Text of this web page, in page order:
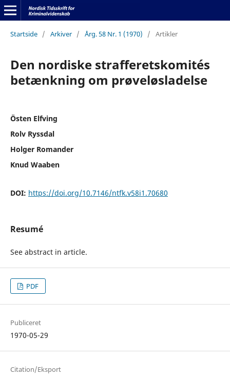
Startside / Arkiver / Årg. 58 Nr. 1 (1970) / Artikler
Den nordiske strafferetskomités
betænkning om prøveløsladelse
Östen Elfving
Rolv Ryssdal
Holger Romander
Knud Waaben
DOI: https://doi.org/10.7146/ntfk.v58i1.70680
Resumé
See abstract in article.
PDF
Publiceret
1970-05-29
Citation/Eksport